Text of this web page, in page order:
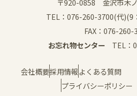
TEL：076-260-3700(代)(9
FAX：076-260-
お忘れ物センター TEL：
会社概要採用情報よくある質問
プライバシーポリシー